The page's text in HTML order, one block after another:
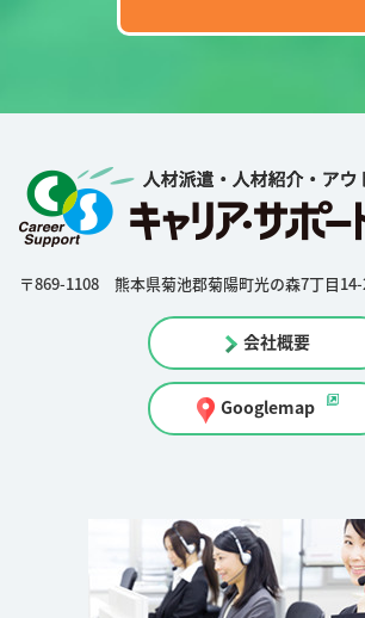
〒869-1108 熊本県菊池郡菊陽町光の森7丁目14-
会社概要
Googlemap